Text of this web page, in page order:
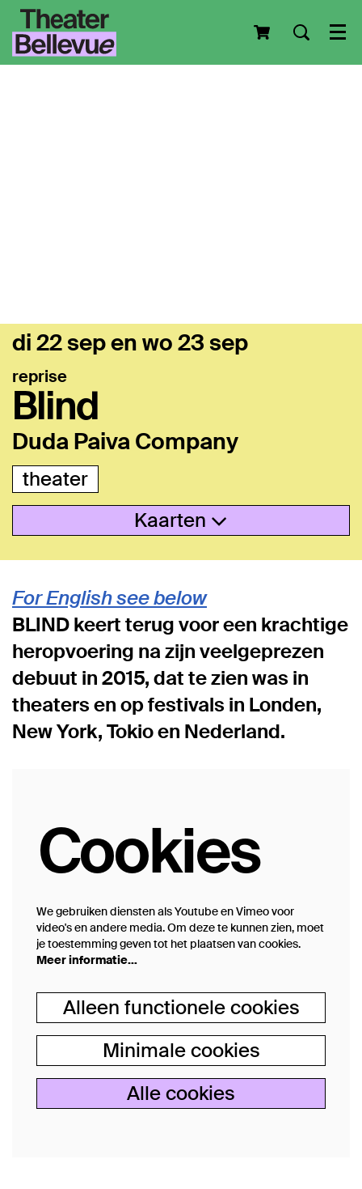
Blind
Duda Paiva Company
reprise
di 22 sepenwo 23 sep
theater
Kaarten
For English see below
BLIND keert terug voor een krachtige
heropvoering na zijn veelgeprezen
debuut in 2015, dat te zien was in
theaters en op festivals in Londen,
New York, Tokio en Nederland.
Cookies
We gebruiken diensten als Youtube en Vimeo voor
video's en andere media. Om deze te kunnen zien, moet
je toestemming geven tot het plaatsen van cookies.
Meer informatie…
Alleen functionele cookies
Minimale cookies
Alle cookies